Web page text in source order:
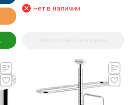
овальная
Нет в наличии